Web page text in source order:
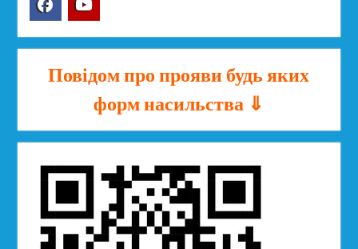
Повідом про прояви будь яких
форм насильства ⇓